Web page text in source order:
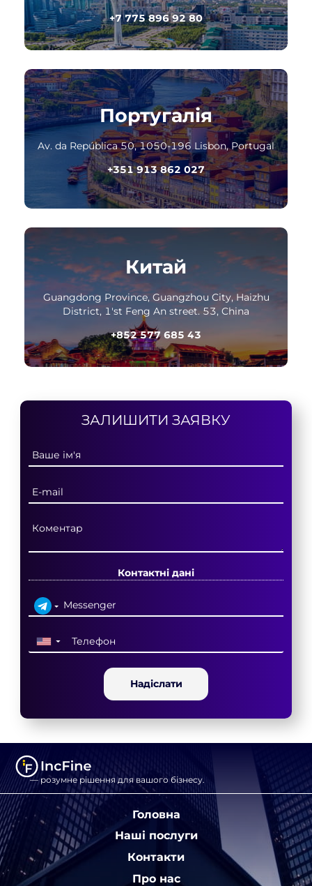
+7 775 896 92 80
Португалія
Av. da República 50, 1050-196 Lisbon, Portugal
+351 913 862 027
Китай
Guangdong Province, Guangzhou City, Haizhu
District, 1'st Feng An street. 53, China
+852 577 685 43
ЗАЛИШИТИ ЗАЯВКУ
Контактні дані
▼
Надіслати
— розумне рішення для вашого бізнесу.
Головна
Наші послуги
Контакти
Про нас